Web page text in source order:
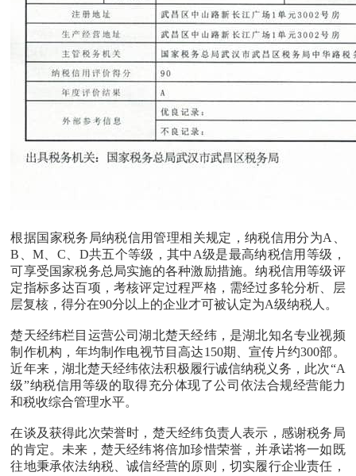
根据国家税务局纳税信用管理相关规定，纳税信用分为A、
B、M、C、D共五个等级，其中A级是最高纳税信用等级，
可享受国家税务总局实施的各种激励措施。纳税信用等级评
定指标多达百项，考核评定过程严格，需经过多轮分析、层
层复核，得分在90分以上的企业才可被认定为A级纳税人。
楚天经纬栏目运营公司湖北楚天经纬，是湖北知名专业视频
制作机构，年均制作电视节目高达150期、宣传片约300部。
近年来，湖北楚天经纬依法积极履行诚信纳税义务，此次“A
级”纳税信用等级的取得充分体现了公司依法合规经营能力
和税收综合管理水平。
在谈及获得此次荣誉时，楚天经纬负责人表示，感谢税务局
的肯定。未来，楚天经纬将倍加珍惜荣誉，并承诺将一如既
往地秉承依法纳税、诚信经营的原则，切实履行企业责任，